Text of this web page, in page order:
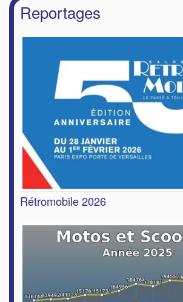
Reportages
Rétromobile 2026